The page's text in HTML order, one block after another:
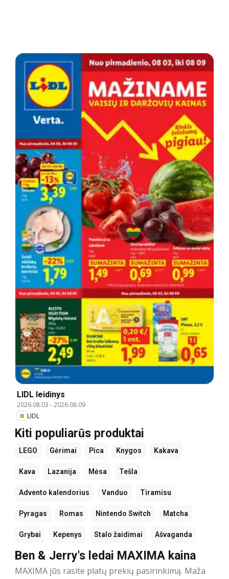
LIDL leidinys
2026.08.03 -2026.08.09
LIDL
Kiti populiarūs produktai
LEGO Gėrimai Pica Knygos Kakava
Kava Lazanija Mėsa Tešla
Advento kalendorius Vanduo Tiramisu
Pyragas Romas Nintendo Switch Matcha
Grybai Kepenys Stalo žaidimai Ašvaganda
Ben & Jerry's ledai MAXIMA kaina
MAXIMA jūs rasite platų prekių pasirinkimą. Maža